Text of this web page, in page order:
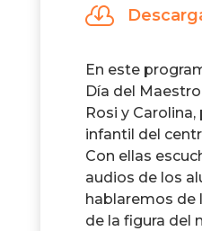

En este
Día del
Rosi y
infantil del
Con ellas
audios de los
hablaremos de
de la figura del